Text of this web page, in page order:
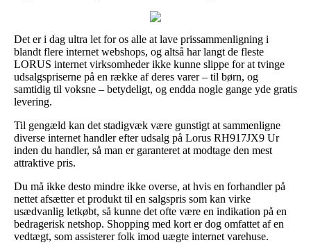
Det er i dag ultra let for os alle at lave prissammenligning i
blandt flere internet webshops, og altså har langt de fleste
LORUS internet virksomheder ikke kunne slippe for at tvinge
udsalgspriserne på en række af deres varer – til børn, og
samtidig til voksne – betydeligt, og endda nogle gange yde gratis
levering.
Til gengæld kan det stadigvæk være gunstigt at sammenligne
diverse internet handler efter udsalg på Lorus RH917JX9 Ur
inden du handler, så man er garanteret at modtage den mest
attraktive pris.
Du må ikke desto mindre ikke overse, at hvis en forhandler på
nettet afsætter et produkt til en salgspris som kan virke
usædvanlig letkøbt, så kunne det ofte være en indikation på en
bedragerisk netshop. Shopping med kort er dog omfattet af en
vedtægt, som assisterer folk imod uægte internet varehuse.